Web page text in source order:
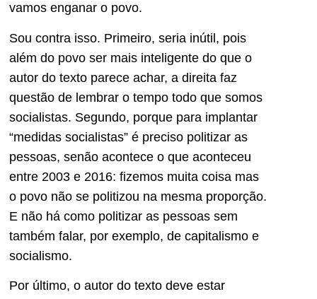
vamos enganar o povo.
Sou contra isso. Primeiro, seria inútil, pois
além do povo ser mais inteligente do que o
autor do texto parece achar, a direita faz
questão de lembrar o tempo todo que somos
socialistas. Segundo, porque para implantar
“medidas socialistas” é preciso politizar as
pessoas, senão acontece o que aconteceu
entre 2003 e 2016: fizemos muita coisa mas
o povo não se politizou na mesma proporção.
E não há como politizar as pessoas sem
também falar, por exemplo, de capitalismo e
socialismo.
Por último, o autor do texto deve estar